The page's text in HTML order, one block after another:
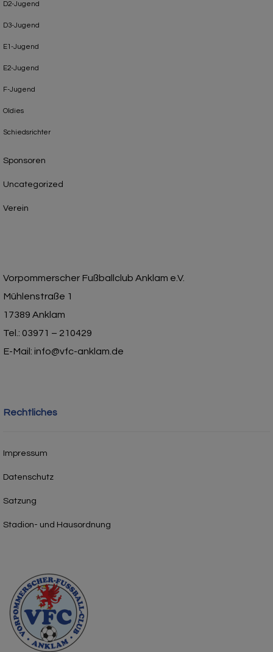
D2-Jugend
D3-Jugend
E1-Jugend
E2-Jugend
F-Jugend
Oldies
Schiedsrichter
Sponsoren
Uncategorized
Verein
Vorpommerscher Fußballclub Anklam e.V.
Mühlenstraße 1
17389 Anklam
Tel.: 03971 – 210429
E-Mail: info@vfc-anklam.de
Rechtliches
Impressum
Datenschutz
Satzung
Stadion- und Hausordnung